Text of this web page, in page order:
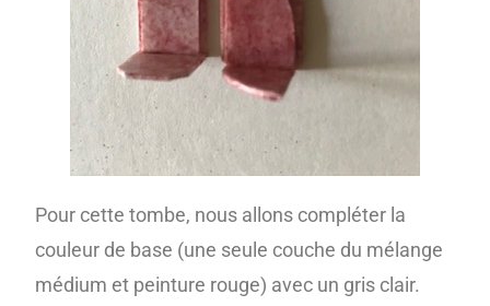
Pour cette tombe, nous allons compléter la
couleur de base (une seule couche du mélange
médium et peinture rouge) avec un gris clair.